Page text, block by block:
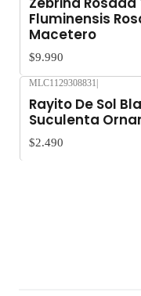
Fluminensis
Macetero
$9.990
MLC1129308831 |
Rayito De Sol
Suculenta
$2.490